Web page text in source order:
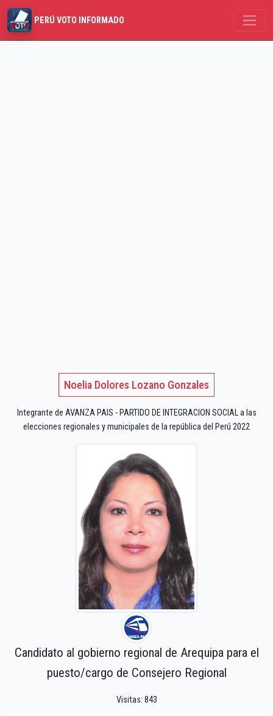
PERÚ VOTO INFORMADO
Noelia Dolores Lozano Gonzales
Integrante de AVANZA PAIS - PARTIDO DE INTEGRACION SOCIAL a las
elecciones regionales y municipales de la república del Perú 2022
Candidato al gobierno regional de Arequipa para el
puesto/cargo de Consejero Regional
Visitas: 843